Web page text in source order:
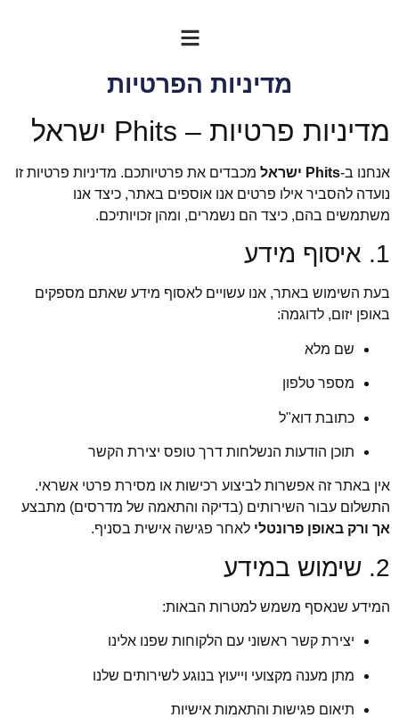
מדיניות הפרטיות
מדיניות פרטיות – Phits ישראל
אנחנו ב-Phits ישראל
מכבדים את פרטיותכם. מדיניות פרטיות זו
נועדה להסביר אילו פרטים אנו אוספים באתר, כיצד אנו
משתמשים בהם, כיצד הם נשמרים, ומהן זכויותיכם.
1. איסוף מידע
בעת השימוש באתר, אנו עשויים לאסוף מידע שאתם מספקים
באופן יזום, לדוגמה:
שם מלא
מספר טלפון
כתובת דוא"ל
תוכן הודעות הנשלחות דרך טופס יצירת הקשר
אין באתר זה אפשרות לביצוע רכישות או מסירת פרטי אשראי.
התשלום עבור השירותים (בדיקה והתאמה של מדרסים) מתבצע
אך ורק באופן פרונטלי לאחר פגישה אישית בסניף.
2. שימוש במידע
המידע שנאסף משמש למטרות הבאות:
יצירת קשר ראשוני עם הלקוחות שפנו אלינו
מתן מענה מקצועי וייעוץ בנוגע לשירותים שלנו
תיאום פגישות והתאמות אישיות